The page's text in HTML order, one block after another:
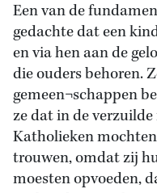
Een van de
gedachte dat een
en via hen aan de
die ouders behoren.
gemeen¬schappen
ze dat in de
Katholieken
trouwen, omdat zij
moesten opvoeden,